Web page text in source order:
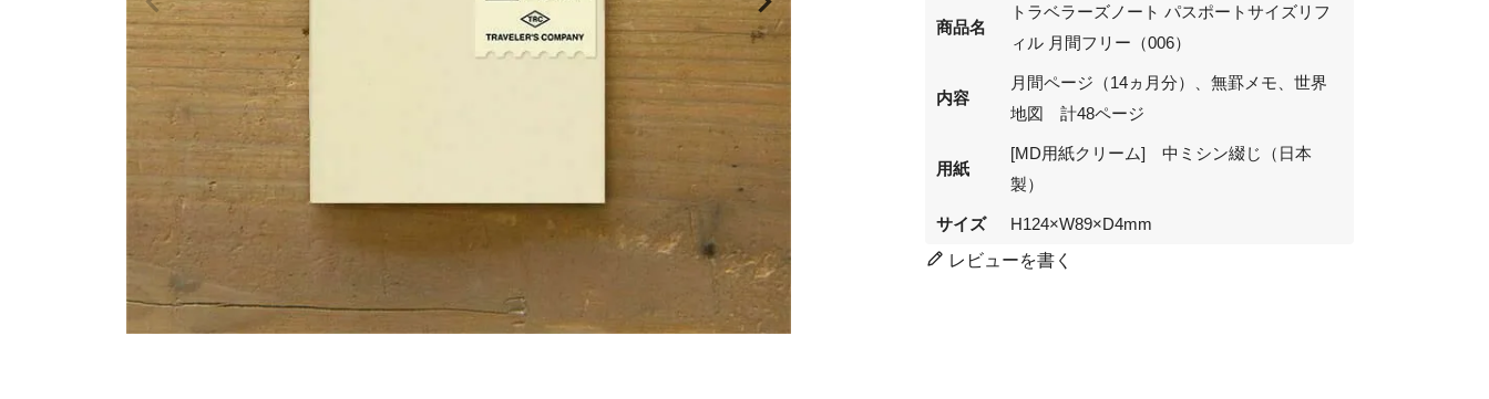
商品名
トラベラーズノート パスポートサイズリフ
ィル 月間フリー（006）
内容
月間ページ（14ヵ月分）、無罫メモ、世界
地図 計48ページ
用紙
[MD用紙クリーム] 中ミシン綴じ（日本
製）
サイズ
H124×W89×D4mm
レビューを書く